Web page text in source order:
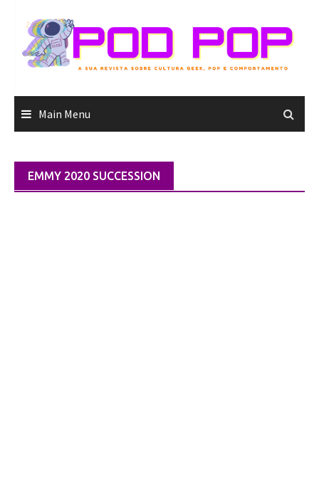
content
Main Menu
EMMY 2020 SUCCESSION